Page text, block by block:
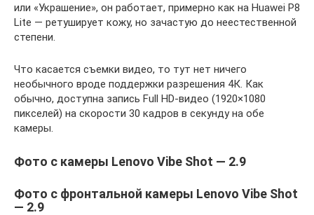
или «Украшение», он работает, примерно как на Huawei P8
Lite — ретуширует кожу, но зачастую до неестественной
степени.
Что касается съемки видео, то тут нет ничего
необычного вроде поддержки разрешения 4К. Как
обычно, доступна запись Full HD-видео (1920×1080
пикселей) на скорости 30 кадров в секунду на обе
камеры.
Фото с камеры Lenovo Vibe Shot — 2.9
Фото с фронтальной камеры Lenovo Vibe Shot
— 2.9